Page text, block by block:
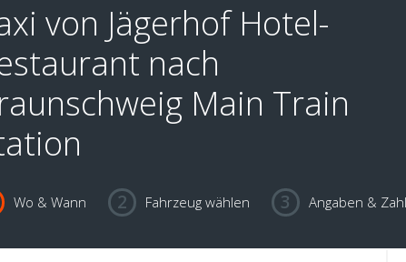
von Jägerhof Hotel-
nach
Main Train
Wo & Wann Fahrzeug wählen Angaben &